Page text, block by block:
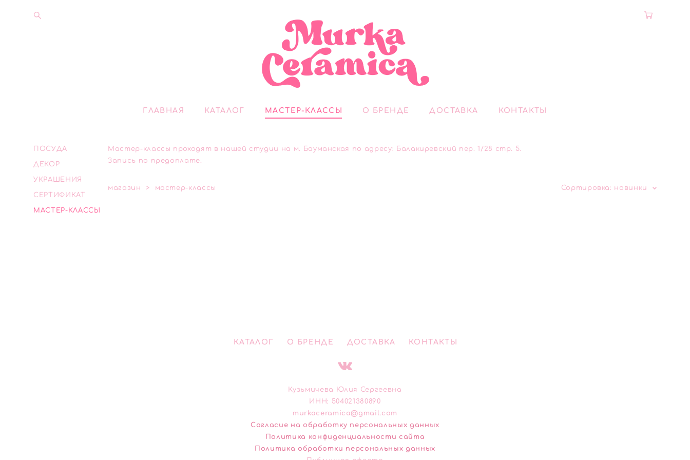
ГЛАВНАЯ КАТАЛОГ МАСТЕР-КЛАССЫ О БРЕНДЕ ДОСТАВКА КОНТАКТЫ
ПОСУДА
ДЕКОР
УКРАШЕНИЯ
СЕРТИФИКАТ
МАСТЕР-КЛАССЫ
Мастер-классы проходят в нашей студии на м. Бауманская по адресу: Балакиревский пер. 1/28 стр. 5.
Запись по предоплате.
магазин > мастер-классы Сортировка: новинки
КАТАЛОГ О БРЕНДЕ ДОСТАВКА КОНТАКТЫ
Кузьмичева Юлия Сергеевна
ИНН: 504021380890
murkaceramica@gmail.com
Cогласие на обработку персональных данных
Политика конфиденциальности сайта
Политика обработки персональных данных